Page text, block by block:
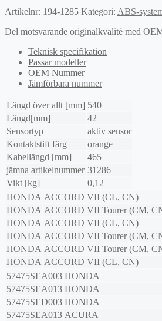
Artikelnr: 194-1285 Kategori: ABS-
Del motsvarande originalkvalité med
Teknisk specifikation
Passar modeller
OEM Nummer
Jämförbara nummer
Längd över allt [mm] 540
Längd[mm]
42
Sensortyp
aktiv sensor
Kontaktstift färg
orange
Kabellängd [mm]
465
jämna artikelnummer 31286
Vikt [kg]
0,12
HONDA ACCORD VII (CL, CN)
HONDA ACCORD VII Tourer (CM,
HONDA ACCORD VII (CL, CN)
HONDA ACCORD VII Tourer (CM,
HONDA ACCORD VII Tourer (CM,
HONDA ACCORD VII (CL, CN)
57475SEA003 HONDA
57475SEA013 HONDA
57475SED003 HONDA
57475SEA013 ACURA